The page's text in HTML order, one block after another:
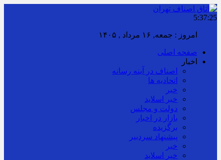
5:37:25
امروز : جمعه, ۱۶ مرداد , ۱۴۰۵
صفحه اصلی
اخبار
اصناف در آینه رسانه
اتحادیه ها
خبر
خبر اسلايد
دولت و مجلس
بازار در اخبار
برگزیده
پیشنهاد سردبیر
خبر
خبر اسلايد